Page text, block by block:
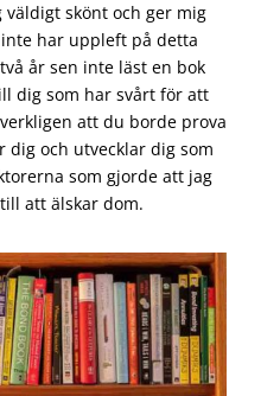
skönt och ger mig
har uppleft på detta
år sen inte läst en bok
dig som har svårt för att
att du borde prova
dig och utvecklar dig som
som gjorde att jag
att älskar dom.